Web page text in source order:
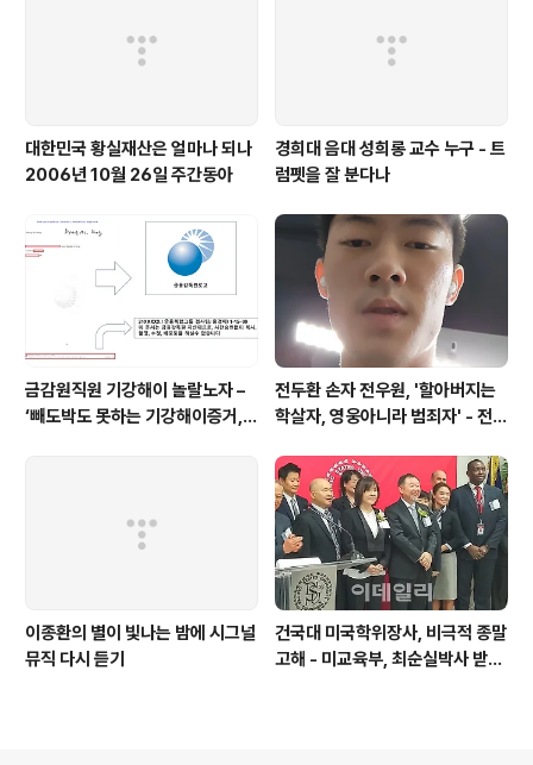
대한민국 황실재산은 얼마나 되나
2006년 10월 26일 주간동아
경희대 음대 성희롱 교수 누구 - 트
럼펫을 잘 분다나
금감원직원 기강해이 놀랄노자 –
‘빼도박도 못하는 기강해이증거,
전두환 손자 전우원, '할아버지는
학살자, 영웅아니라 범죄자' - 전재
이종환의 별이 빛나는 밤에 시그널
뮤직 다시 듣기
건국대 미국학위장사, 비극적 종말
고해 - 미교육부, 최순실박사 받은